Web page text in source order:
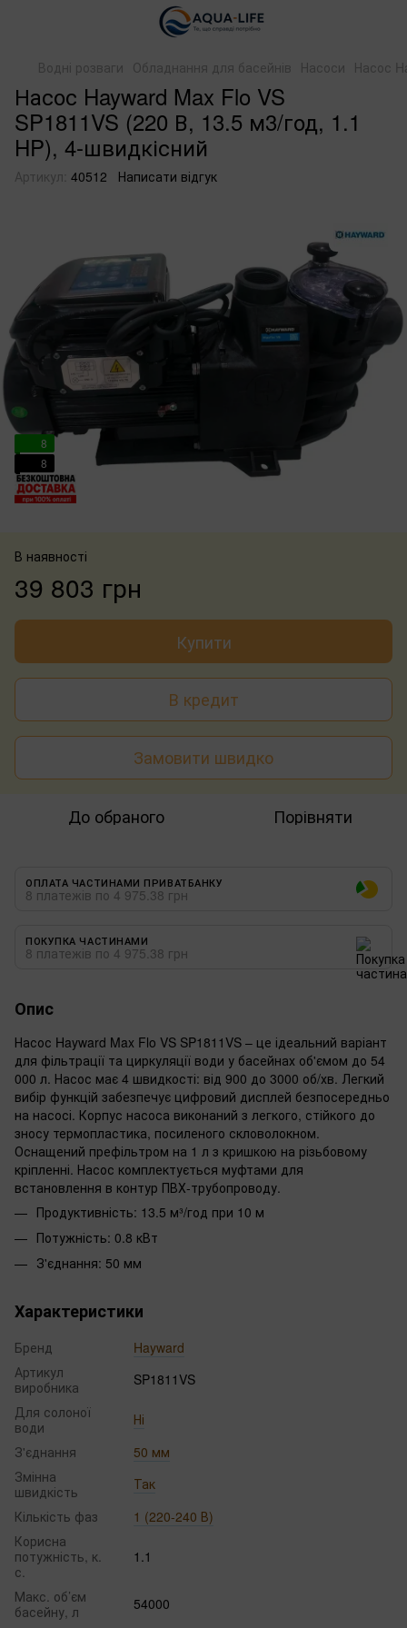
Водні розваги Обладнання для басейнів Насоси Насос
Насос Hayward Max Flo VS
SP1811VS (220 В, 13.5 м3/год, 1.1
HP), 4-швидкісний
Артикул: 40512 Написати відгук
8
8
В наявності
39 803 грн
Купити
В кредит
Замовити швидко
До обраного Порівняти
ОПЛАТА ЧАСТИНАМИ ПРИВАТБАНКУ
8 платежів по 4 975.38 грн
ПОКУПКА ЧАСТИНАМИ
8 платежів по 4 975.38 грн
Опис
Насос Hayward Max Flo VS SP1811VS – це ідеальний варіант
для фільтрації та циркуляції води у басейнах об'ємом до 54
000 л. Насос має 4 швидкості: від 900 до 3000 об/хв. Легкий
вибір функцій забезпечує цифровий дисплей безпосередньо
на насосі. Корпус насоса виконаний з легкого, стійкого до
зносу термопластика, посиленого скловолокном.
Оснащений префільтром на 1 л з кришкою на різьбовому
кріпленні. Насос комплектується муфтами для
встановлення в контур ПВХ-трубопроводу.
Продуктивність: 13.5 м³/год при 10 м
Потужність: 0.8 кВт
З'єднання: 50 мм
Характеристики
Бренд
Hayward
Артикул
виробника
SP1811VS
Для солоної
води
Ні
З'єднання
50 мм
Змінна
швидкість
Так
Кількість фаз
1 (220-240 В)
Корисна
потужність, к.
с.
1.1
Макс. об’єм
басейну, л
54000